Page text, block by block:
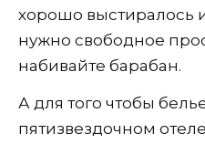
хорошо выстиралось
нужно свободное
набивайте барабан.
А для того чтобы
пятизвездочном